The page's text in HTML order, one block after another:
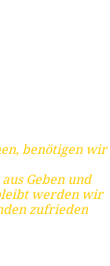
benötigen wir
Geben und
werden wir
zufrieden